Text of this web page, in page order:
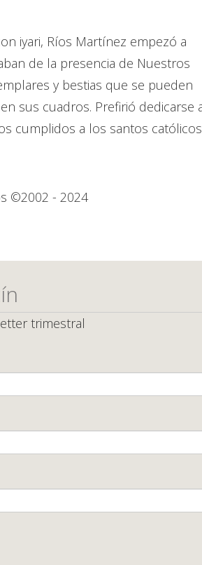
iyari, Ríos Martínez empezó a
de la presencia de Nuestros
y bestias que se pueden
sus cuadros. Prefirió dedicarse
cumplidos a los santos
©2002 - 2024
trimestral